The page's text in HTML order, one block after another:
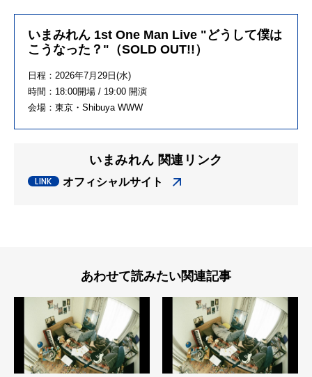
いまみれん 1st One Man Live "どうして僕は
こうなった？"（SOLD OUT!!）
日程：2026年7月29日(水)
時間：18:00開場 / 19:00 開演
会場：東京・Shibuya WWW
いまみれん 関連リンク
オフィシャルサイト
あわせて読みたい関連記事